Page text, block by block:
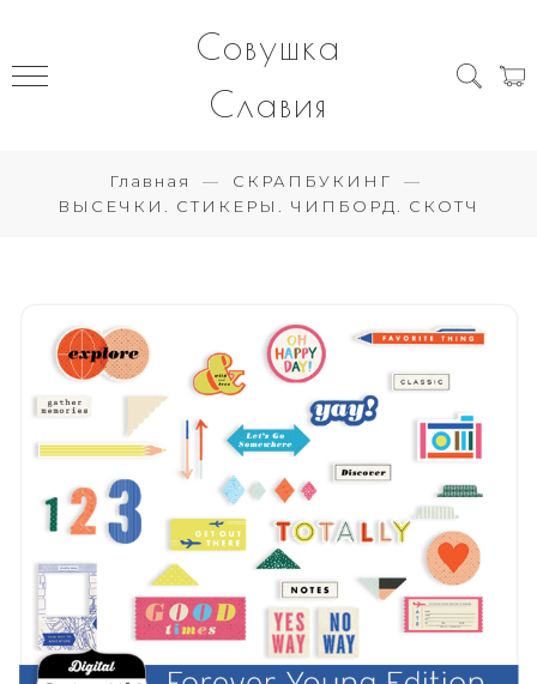
Совушка
Славия
Главная
СКРАПБУКИНГ
ВЫСЕЧКИ. СТИКЕРЫ. ЧИПБОРД. СКОТЧ